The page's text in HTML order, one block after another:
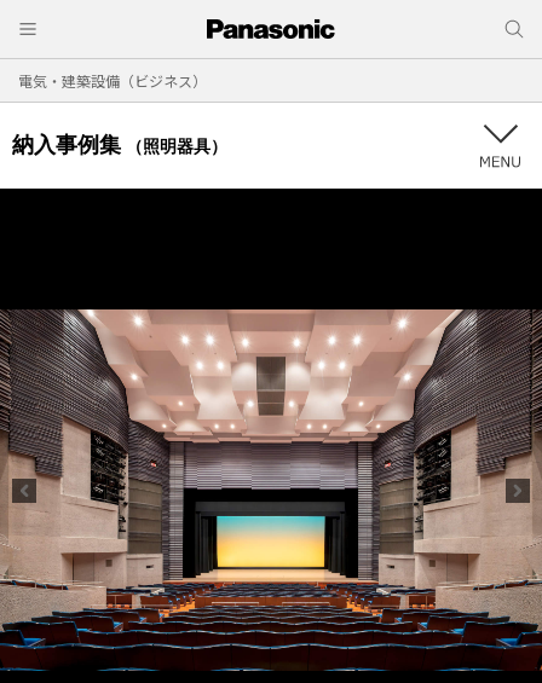
電気・建築設備（ビジネス）
納入事例集 （照明器具）